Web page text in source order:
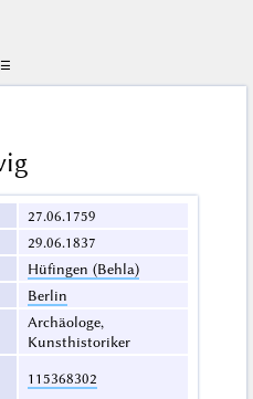
☰
27.06.1759
29.06.1837
Hüfingen (Behla)
Berlin
Archäologe,
Kunsthistoriker
115368302